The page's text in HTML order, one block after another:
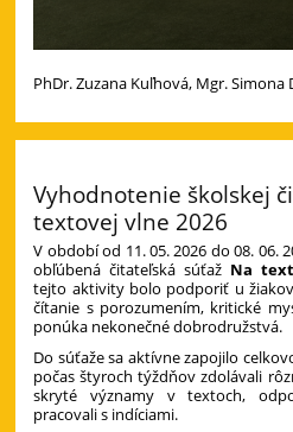
PhDr. Zuzana Kuľhová, Mgr. Simona
Vyhodnotenie školskej
textovej vlne 2026
V období od 11. 05. 2026 do 08. 06.
obľúbená čitateľská súťaž Na
tejto aktivity bolo podporiť u
čítanie s porozumením, kritické
ponúka nekonečné dobrodružstvá.
Do súťaže sa aktívne zapojilo
počas štyroch týždňov zdolávali
skryté významy v textoch,
pracovali s indíciami.